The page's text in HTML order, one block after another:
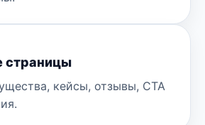
страницы
кейсы, отзывы, CTA